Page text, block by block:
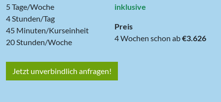
5 Tage/Woche
4 Stunden/Tag
45 Minuten/Kurseinheit
20 Stunden/Woche
inklusive
Preis
4 Wochen schon ab€3.626
Jetzt unverbindlich anfragen!